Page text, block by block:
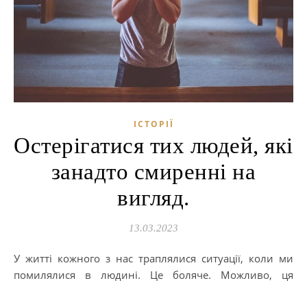
ІСТОРІЇ
Остерігатися тих людей, які
занадто смиренні на
вигляд.
13.03.2023
У житті кожного з нас траплялися ситуації, коли ми
помилялися в людині. Це боляче. Можливо, ця